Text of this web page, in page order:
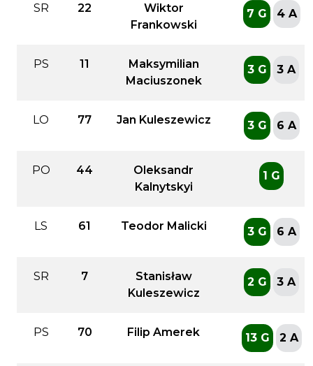
SR 22
Wiktor
Frankowski
7 G 4 A
PS 11
Maksymilian
Maciuszonek
3 G 3 A
LO 77 Jan Kuleszewicz 3 G 6 A
PO 44
Oleksandr
Kalnytskyi
1 G
LS 61 Teodor Malicki 3 G 6 A
SR 7
Stanisław
Kuleszewicz
2 G 3 A
PS 70 Filip Amerek 13 G 2 A